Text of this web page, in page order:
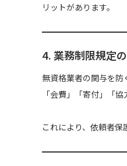
リットがあります。
4. 業務制限規定
無資格業者の関与を防
「会費」「寄付」「
これにより、依頼者保